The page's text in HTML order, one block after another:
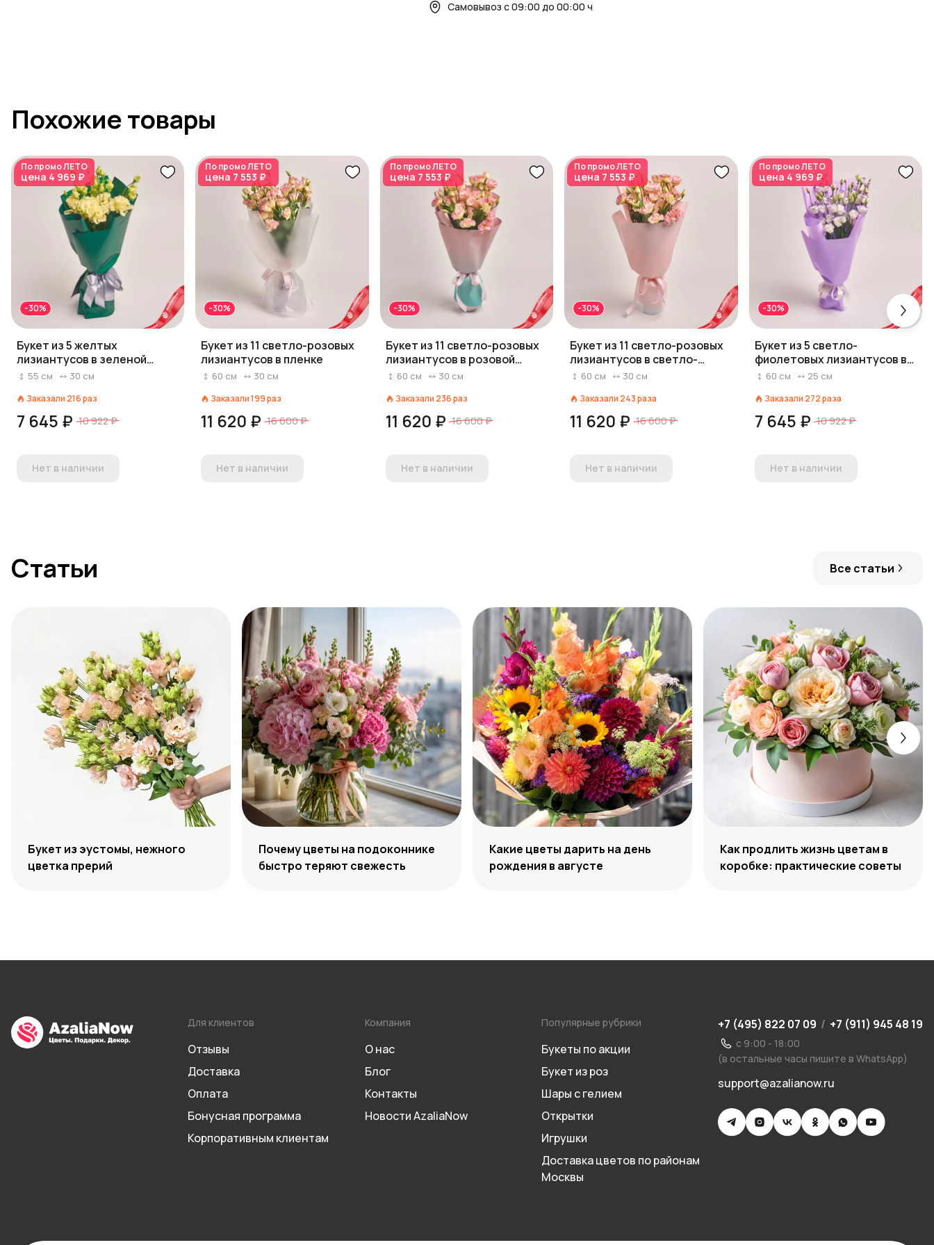
Самовывоз с 09:00 до 00:00 ч
Похожие товары
По промоЛЕТО
цена 4 969 ₽
-30%
Букет из 5 желтых
лизиантусов в зеленой
бумаге
55 см 30 см
Заказали 216раз
7 645 ₽ 10 922 ₽
Нет в наличии
По промоЛЕТО
цена 7 553 ₽
-30%
Букет из 11 светло-розовых
лизиантусов в пленке
60 см 30 см
Заказали199раз
11 620 ₽ 16 600 ₽
Нет в наличии
По промоЛЕТО
цена 7 553 ₽
-30%
Букет из 11 светло-розовых
лизиантусов в розовой
бумаге
60 см 30 см
Заказали 236раз
11 620 ₽ 16 600 ₽
Нет в наличии
По промоЛЕТО
цена 7 553 ₽
-30%
Букет из 11 светло-розовых
лизиантусов в светло-
розовой бумаге
60 см 30 см
Заказали 243раза
11 620 ₽ 16 600 ₽
Нет в наличии
По промоЛЕТО
цена 4 969 ₽
-30%
Букет из 5 светло-
фиолетовых лизиантусов в
фиолетовой пленке
60 см 25 см
Заказали 272раза
7 645 ₽ 10 922 ₽
Нет в наличии
Статьи Все статьи
Букет из эустомы, нежного
цветка прерий
Почему цветы на подоконнике
быстро теряют свежесть
Какие цветы дарить на день
рождения в августе
Как продлить жизнь цветам в
коробке: практические советы
Для клиентов
Отзывы
Доставка
Оплата
Бонусная программа
Корпоративным клиентам
Компания
О нас
Блог
Контакты
Новости AzaliaNow
Популярные рубрики
Букеты по акции
Букет из роз
Шары с гелием
Открытки
Игрушки
Доставка цветов по районам
Москвы
+7 (495) 822 07 09 / +7 (911) 945 48 19
с 9:00 - 18:00
(в остальные часы пишите в WhatsApp)
support@azalianow.ru